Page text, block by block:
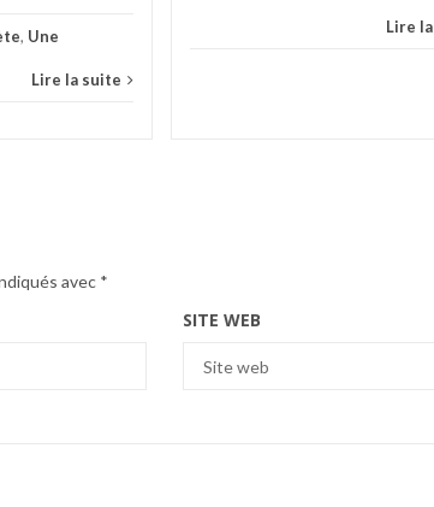
, Une
Lire la suite
Lire
avec *
SITE WEB